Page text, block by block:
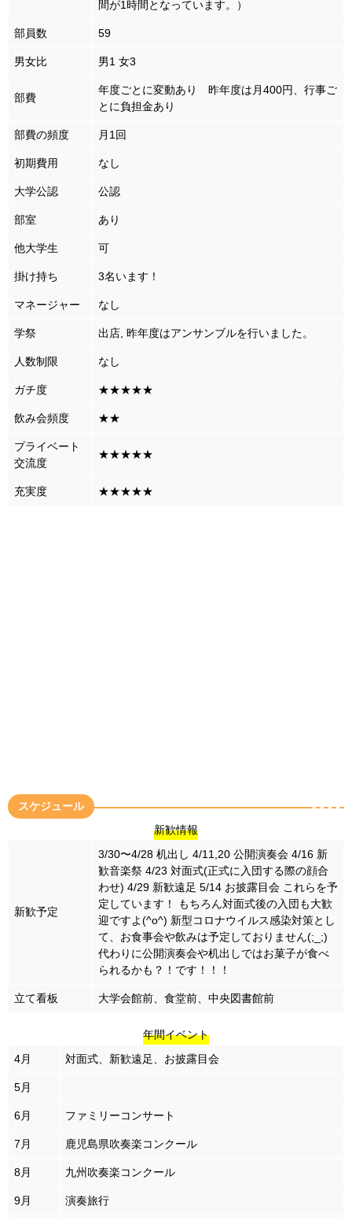
間が1時間となっています。）
部員数 59
男女比 男1 女3
部費
年度ごとに変動あり 昨年度は月400円、行事ご
とに負担金あり
部費の頻度 月1回
初期費用 なし
大学公認 公認
部室 あり
他大学生 可
掛け持ち 3名います！
マネージャー なし
学祭 出店, 昨年度はアンサンブルを行いました。
人数制限 なし
ガチ度 ★★★★★
飲み会頻度 ★★
プライベート
交流度
★★★★★
充実度 ★★★★★
スケジュール
新歓情報
新歓予定
3/30〜4/28 机出し 4/11,20 公開演奏会 4/16 新
歓音楽祭 4/23 対面式(正式に入団する際の顔合
わせ) 4/29 新歓遠足 5/14 お披露目会 これらを予
定しています！
もちろん対面式後の入団も大歓
迎ですよ(^o^) 新型コロナウイルス感染対策とし
て、お食事会や飲みは予定しておりません(;_;)
代わりに公開演奏会や机出しではお菓子が食べ
られるかも？！です！！！
立て看板 大学会館前、食堂前、中央図書館前
年間イベント
4月 対面式、新歓遠足、お披露目会
5月
6月 ファミリーコンサート
7月 鹿児島県吹奏楽コンクール
8月 九州吹奏楽コンクール
9月 演奏旅行